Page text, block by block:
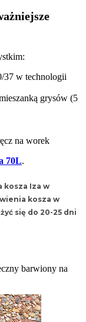
37 w technologii
grysów (5
na worek
70L.
kosza Iza w
kosza w
się do 20-25 dni
na